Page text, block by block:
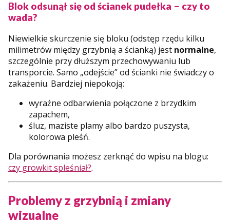
Blok odsunął się od ścianek pudełka – czy to
wada?
Niewielkie skurczenie się bloku (odstęp rzędu kilku
milimetrów między grzybnią a ścianką) jest normalne,
szczególnie przy dłuższym przechowywaniu lub
transporcie. Samo „odejście” od ścianki nie świadczy o
zakażeniu. Bardziej niepokoją:
wyraźne odbarwienia połączone z brzydkim
zapachem,
śluz, maziste plamy albo bardzo puszysta,
kolorowa pleśń.
Dla porównania możesz zerknąć do wpisu na blogu:
czy growkit spleśniał?.
Problemy z grzybnią i zmiany
wizualne